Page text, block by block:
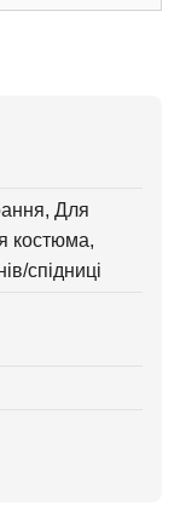
Для
костюма,
спідниці